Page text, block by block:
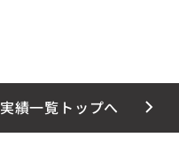
実績一覧トップへ